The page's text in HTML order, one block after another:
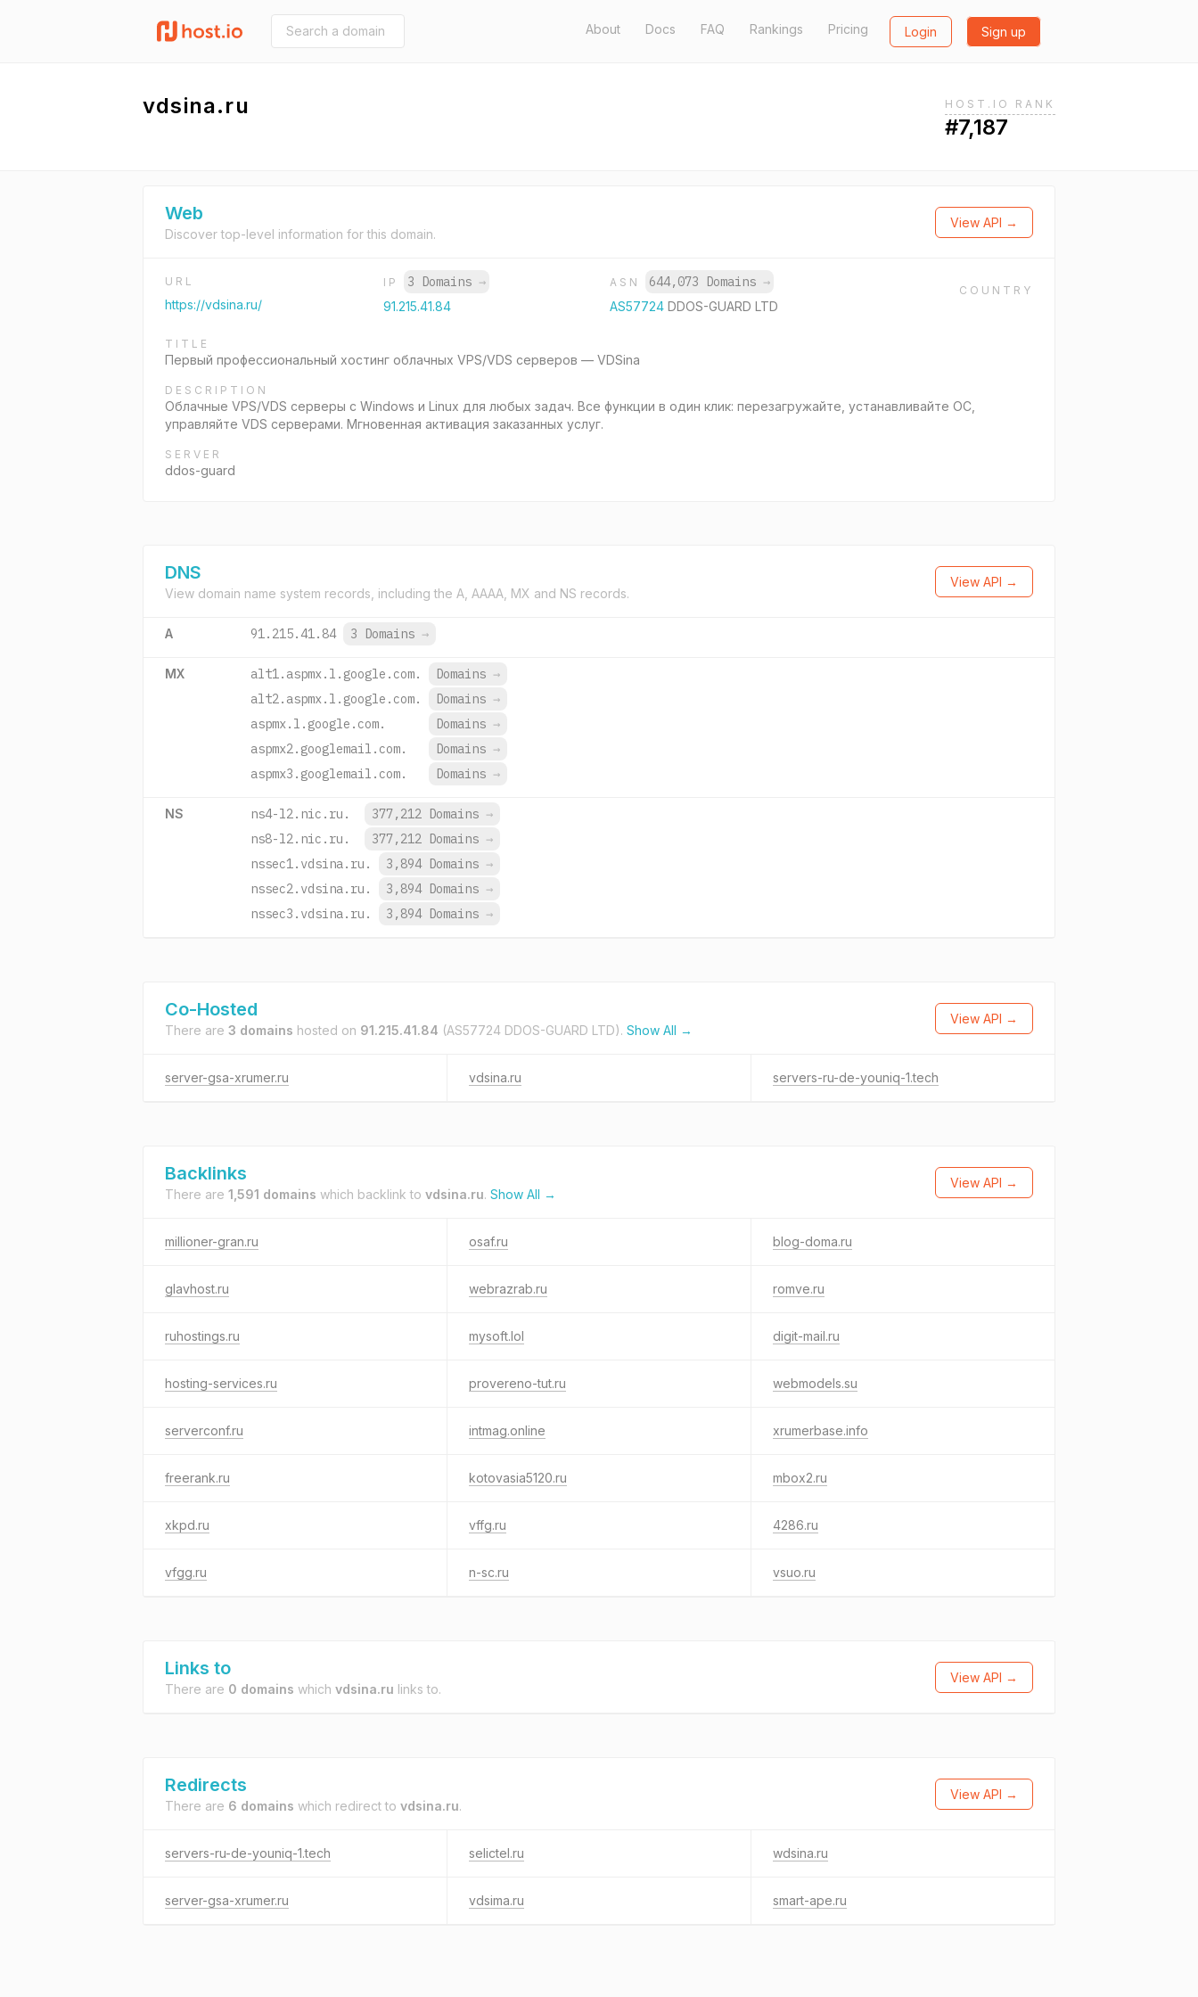
About Docs FAQ Rankings Pricing Login Sign up
vdsina.ru HOST.IO RANK
#7,187
Web
Discover top-level information for this domain.
View API →
URL
https://vdsina.ru/
IP 3 Domains →
91.215.41.84
ASN 644,073 Domains →
AS57724DDOS-GUARD LTD
COUNTRY
TITLE
Первый профессиональный хостинг облачных VPS/VDS серверов — VDSina
DESCRIPTION
Облачные VPS/VDS серверы c Windows и Linux для любых задач. Все функции в один клик: перезагружайте, устанавливайте ОС,
управляйте VDS серверами. Мгновенная активация заказанных услуг.
SERVER
ddos-guard
DNS
View domain name system records, including the A, AAAA, MX and NS records.
View API →
A 91.215.41.84 3 Domains →
MX alt1.aspmx.l.google.com. Domains →
alt2.aspmx.l.google.com.
Domains →
aspmx.l.google.com.
Domains →
aspmx2.googlemail.com.
Domains →
aspmx3.googlemail.com.
Domains →
NS ns4-l2.nic.ru. 377,212 Domains →
ns8-l2.nic.ru.
377,212 Domains →
nssec1.vdsina.ru.
3,894 Domains →
nssec2.vdsina.ru.
3,894 Domains →
nssec3.vdsina.ru.
3,894 Domains →
Co-Hosted
There are 3 domains hosted on 91.215.41.84 (AS57724 DDOS-GUARD LTD). Show All →
View API →
server-gsa-xrumer.ru vdsina.ru servers-ru-de-youniq-1.tech
Backlinks
There are 1,591 domains which backlink to vdsina.ru. Show All →
View API →
millioner-gran.ru osaf.ru blog-doma.ru
glavhost.ru webrazrab.ru romve.ru
ruhostings.ru mysoft.lol digit-mail.ru
hosting-services.ru provereno-tut.ru webmodels.su
serverconf.ru intmag.online xrumerbase.info
freerank.ru kotovasia5120.ru mbox2.ru
xkpd.ru vffg.ru 4286.ru
vfgg.ru n-sc.ru vsuo.ru
Links to
There are 0 domains which vdsina.ru links to.
View API →
Redirects
There are 6 domains which redirect to vdsina.ru.
View API →
servers-ru-de-youniq-1.tech selictel.ru wdsina.ru
server-gsa-xrumer.ru vdsima.ru smart-ape.ru